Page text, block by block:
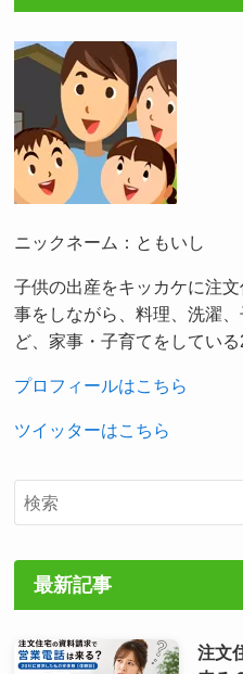
ニックネーム：ともいし
子供の出産をキッカケに注
事をしながら、料理、洗濯
ど、家事・子育てをしている
プロフィールはこちら
ツイッターはこちら
最新記事
注文